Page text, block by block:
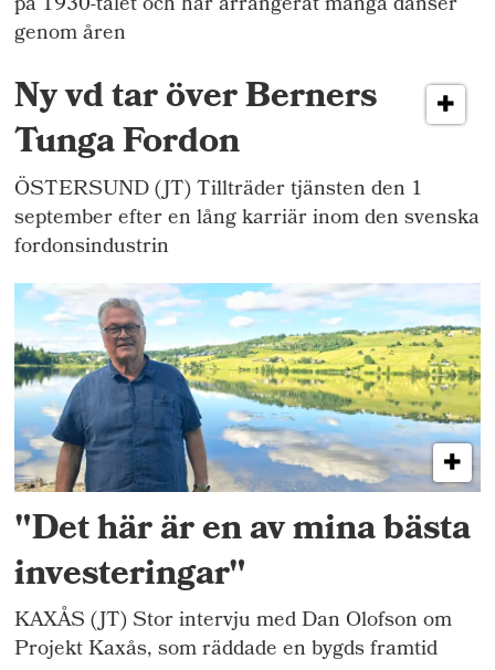
genom åren
Ny vd tar över Berners
Tunga Fordon
ÖSTERSUND (JT) Tillträder tjänsten den 1
september efter en lång karriär inom den svenska
fordonsindustrin
"Det här är en av mina bästa
investeringar"
KAXÅS (JT) Stor intervju med Dan Olofson om
Projekt Kaxås, som räddade en bygds framtid